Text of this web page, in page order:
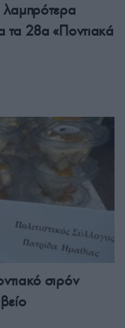
λαμπρότερα
τα 28α «Ποντιακά
σιρόν